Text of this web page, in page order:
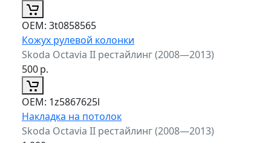
ОЕМ: 3t0858565
Кожух рулевой колонки
Skoda Octavia II рестайлинг (2008—2013)
500р.
ОЕМ: 1z5867625l
Накладка на потолок
Skoda Octavia II рестайлинг (2008—2013)